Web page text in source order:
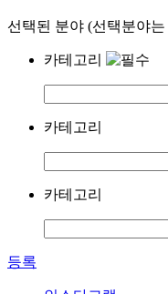
선택된 분야 (선택분야
카테고리
카테고리
카테고리
등록